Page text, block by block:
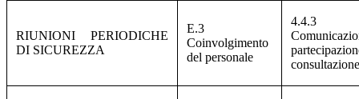
RIUNIONI PERIODICHE
DI SICUREZZA
E.3
Coinvolgimento
del personale
4.4.3
consultazione